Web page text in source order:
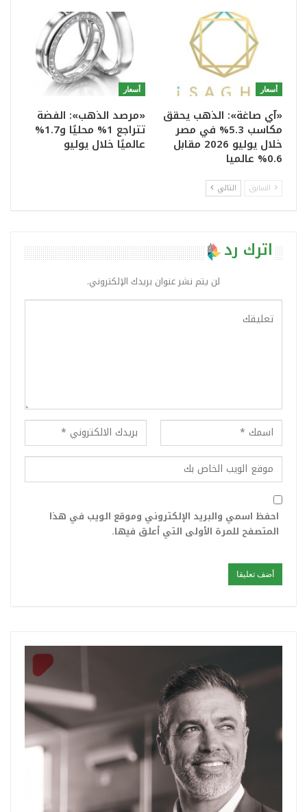
أسعار
«آي صاغة»: الذهب يحقق
مكاسب 5.3% في مصر
خلال يوليو 2026 مقابل
0.6% عالميا
أسعار
«مرصد الذهب»: الفضة
تتراجع 1% محليًا و1.7%
عالميًا خلال يوليو
السابق التالي
اترك رد
لن يتم نشر عنوان بريدك الإلكتروني.
احفظ اسمي والبريد الإلكتروني وموقع الويب في هذا
المتصفح للمرة الأولى التي أعلق فيها.